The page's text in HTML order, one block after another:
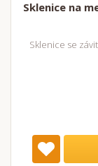
Sklenice na
Sklenice se